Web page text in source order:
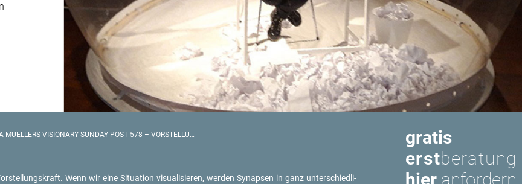
EVA MUELLERS VISIONARY SUNDAY POST 578 – VORSTELLUNGSKRAFT
Wenn wir eine Si­tua­ti­on vi­sua­li­sie­ren, wer­den Syn­ap­sen in ganz un­ter­schied­li­
gratis
erstberatung
hier anfordern